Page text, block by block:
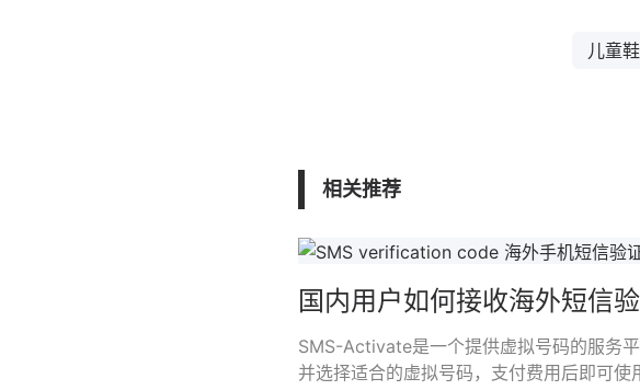
儿童鞋
相关推荐
国内用户如何接收海外短信
SMS-Activate是一个提供虚拟号码的服务
并选择适合的虚拟号码，支付费用后即可使